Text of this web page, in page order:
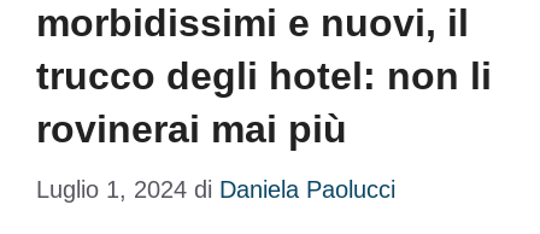
morbidissimi e nuovi, il
trucco degli hotel: non li
rovinerai mai più
Luglio 1, 2024 di Daniela Paolucci